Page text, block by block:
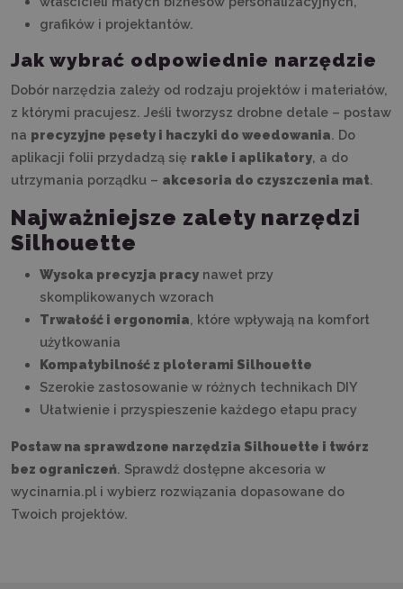
grafików i projektantów.
Jak wybrać odpowiednie narzędzie
Dobór narzędzia zależy od rodzaju projektów i materiałów,
z którymi pracujesz. Jeśli tworzysz drobne detale – postaw
na precyzyjne pęsety i haczyki do weedowania. Do
aplikacji folii przydadzą się rakle i aplikatory, a do
utrzymania porządku – akcesoria do czyszczenia mat.
Najważniejsze zalety narzędzi
Silhouette
Wysoka precyzja pracy nawet przy
skomplikowanych wzorach
Trwałość i ergonomia, które wpływają na komfort
użytkowania
Kompatybilność z ploterami Silhouette
Szerokie zastosowanie w różnych technikach DIY
Ułatwienie i przyspieszenie każdego etapu pracy
Postaw na sprawdzone narzędzia Silhouette i twórz
bez ograniczeń. Sprawdź dostępne akcesoria w
wycinarnia.pl i wybierz rozwiązania dopasowane do
Twoich projektów.